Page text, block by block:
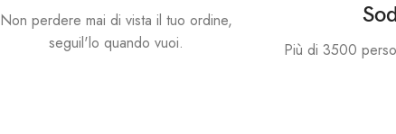
Non perdere mai di vista il tuo ordine,
seguil'lo quando vuoi.
Più di 3500